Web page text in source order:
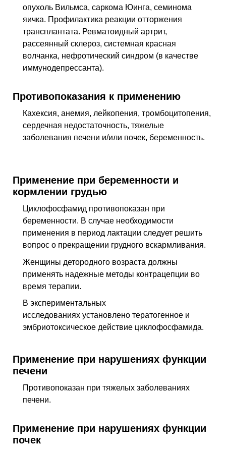
опухоль Вильмса, саркома Юинга, семинома
яичка. Профилактика реакции отторжения
трансплантата. Ревматоидный артрит,
рассеянный склероз, системная красная
волчанка, нефротический синдром (в качестве
иммунодепрессанта).
Противопоказания к применению
Кахексия, анемия, лейкопения, тромбоцитопения,
сердечная недостаточность, тяжелые
заболевания печени и/или почек, беременность.
Применение при беременности и
кормлении грудью
Циклофосфамид противопоказан при
беременности. В случае необходимости
применения в период лактации следует решить
вопрос о прекращении грудного вскармливания.
Женщины детородного возраста должны
применять надежные методы контрацепции во
время терапии.
В экспериментальных
исследованиях установлено тератогенное и
эмбриотоксическое действие циклофосфамида.
Применение при нарушениях функции
печени
Противопоказан при тяжелых заболеваниях
печени.
Применение при нарушениях функции
почек